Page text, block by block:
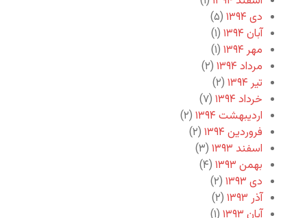
دی ۱۳۹۴
(۵)
آبان ۱۳۹۴
(۱)
مهر ۱۳۹۴
(۱)
مرداد ۱۳۹۴
(۲)
تیر ۱۳۹۴
(۲)
خرداد ۱۳۹۴
(۷)
اردیبهشت ۱۳۹۴
(۲)
فروردین ۱۳۹۴
(۲)
اسفند ۱۳۹۳
(۳)
بهمن ۱۳۹۳
(۴)
دی ۱۳۹۳
(۲)
آذر ۱۳۹۳
(۲)